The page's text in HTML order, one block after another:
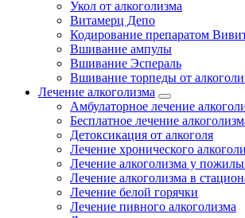
Укол от алкоголизма
Витамерц Депо
Кодирование препаратом
Вшивание ампулы
Вшивание Эспераль
Вшивание торпеды от
Лечение алкоголизма
Амбулаторное лечение
Бесплатное лечение
Детоксикация от алкоголя
Лечение хронического
Лечение алкоголизма у
Лечение алкоголизма в
Лечение белой горячки
Лечение пивного алкоголизма